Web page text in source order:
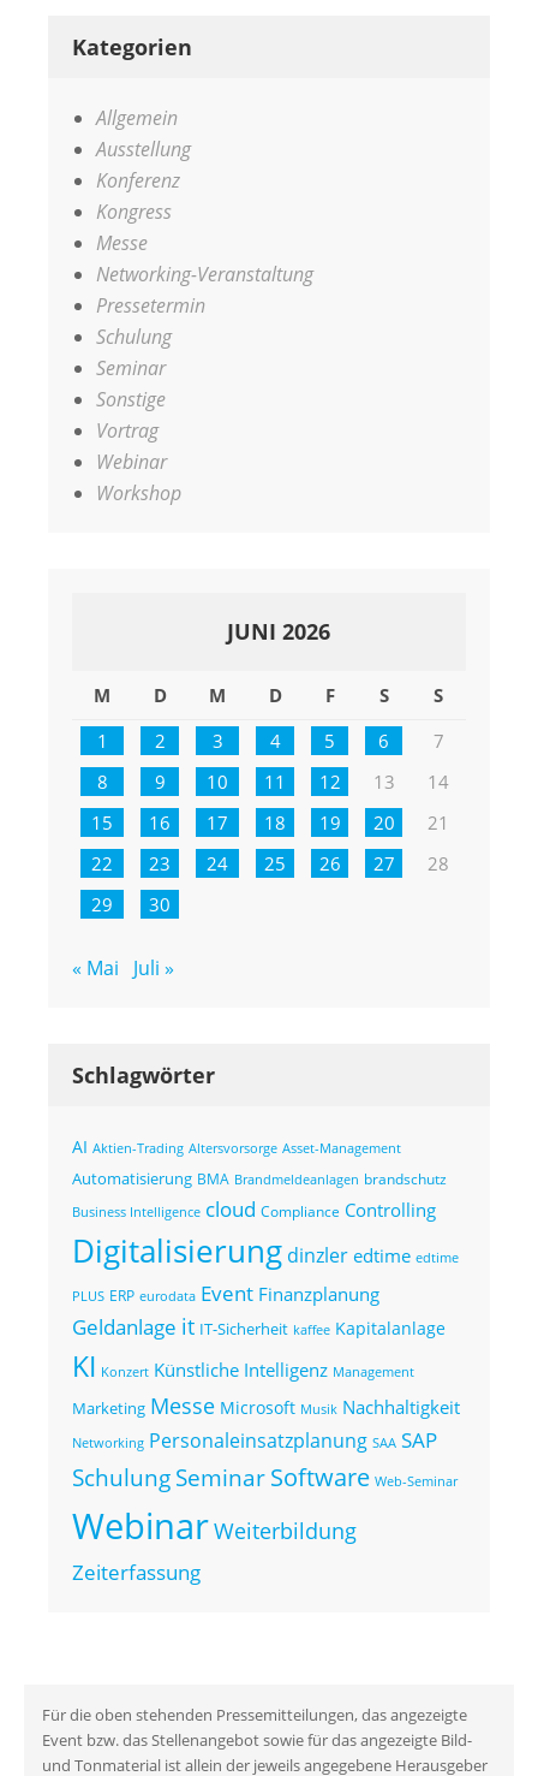
Kategorien
Allgemein
Ausstellung
Konferenz
Kongress
Messe
Networking-Veranstaltung
Pressetermin
Schulung
Seminar
Sonstige
Vortrag
Webinar
Workshop
JUNI 2026
M D M D F S
S
1
2 3 4 5 6
7
8
9 10 11 12 13
14
15
16 17 18 19 20
21
22
23 24 25 26 27
28
29
30
« Mai Juli »
Schlagwörter
AI Aktien-Trading Altersvorsorge Asset-Management
Automatisierung BMA Brandmeldeanlagen brandschutz
Business Intelligence cloud Compliance Controlling
Digitalisierung dinzler edtime edtime
PLUS ERP eurodata Event Finanzplanung
Geldanlage it IT-Sicherheit kaffee Kapitalanlage
KI Konzert Künstliche Intelligenz Management
Marketing Messe Microsoft Musik Nachhaltigkeit
Networking Personaleinsatzplanung SAA SAP
SchulungSeminarSoftware Web-Seminar
WebinarWeiterbildung
Zeiterfassung
Für die oben stehenden Pressemitteilungen, das angezeigte
Event bzw. das Stellenangebot sowie für das angezeigte Bild-
und Tonmaterial ist allein der jeweils angegebene Herausgeber